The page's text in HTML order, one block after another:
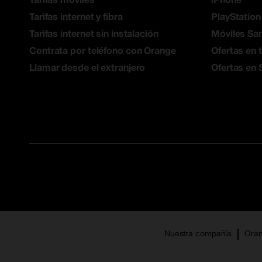
Recuerda:es muy importante que el dispositivo MIFI
en modo back up y se pueda así garantizar la
la red fija. Si no está conectado, esta funcionalidad no
Tarifas internet y fibra
Tarifas internet sin instalación
Contrata por teléfono con Orange
Llamar desde el extranjero
PlayStation
Móviles
Ofertas en
Ofertas en
Nuestra compañía